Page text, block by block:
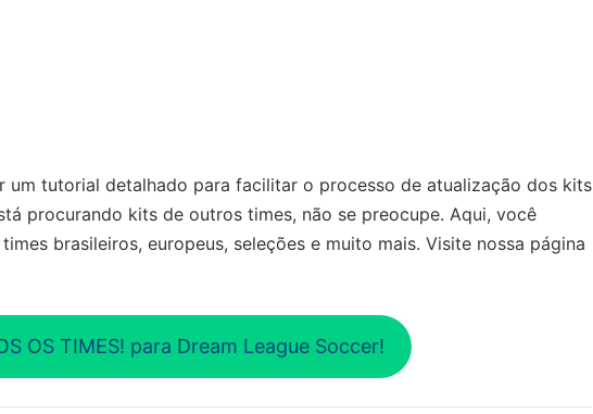
um tutorial detalhado para facilitar o processo de atualização dos kits
procurando kits de outros times, não se preocupe. Aqui, você
brasileiros, europeus, seleções e muito mais. Visite nossa página
OS TIMES! para Dream League Soccer!